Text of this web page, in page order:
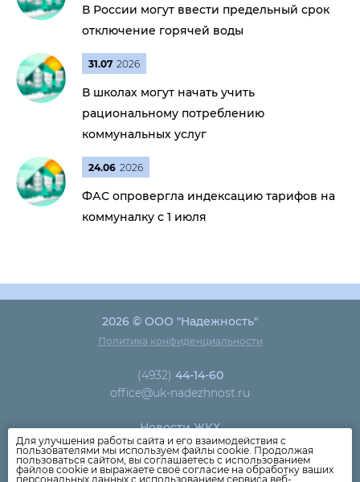
В России могут ввести предельный срок
отключение горячей воды
31.07 2026
В школах могут начать учить
рациональному потреблению
коммунальных услуг
24.06 2026
ФАС опровергла индексацию тарифов на
коммуналку с 1 июля
2026 © ООО "Надежность"
Политика конфиденциальности
(4932) 44-14-60
office@uk-nadezhnost.ru
Новости ЖКХ
Новости компании
Как оплатить
Для улучшения работы сайта и его взаимодействия с
пользователями мы используем файлы cookie. Продолжая
пользоваться сайтом, вы соглашаетесь с использованием
файлов cookie и выражаете своё согласие на обработку ваших
персональных данных с использованием сервиса веб-